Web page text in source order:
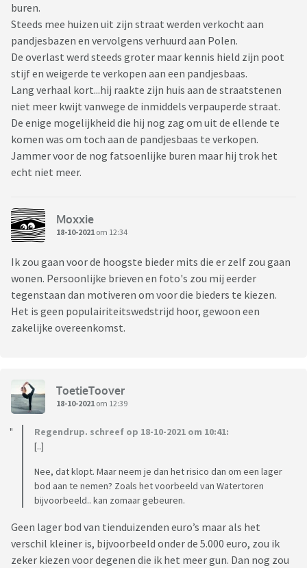
buren.
Steeds mee huizen uit zijn straat werden verkocht aan
pandjesbazen en vervolgens verhuurd aan Polen.
De overlast werd steeds groter maar kennis hield zijn poot
stijf en weigerde te verkopen aan een pandjesbaas.
Lang verhaal kort...hij raakte zijn huis aan de straatstenen
niet meer kwijt vanwege de inmiddels verpauperde straat.
De enige mogelijkheid die hij nog zag om uit de ellende te
komen was om toch aan de pandjesbaas te verkopen.
Jammer voor de nog fatsoenlijke buren maar hij trok het
echt niet meer.
Moxxie
18-10-2021 om 12:34
Ik zou gaan voor de hoogste bieder mits die er zelf zou gaan
wonen. Persoonlijke brieven en foto's zou mij eerder
tegenstaan dan motiveren om voor die bieders te kiezen.
Het is geen populairiteitswedstrijd hoor, gewoon een
zakelijke overeenkomst.
ToetieToover
18-10-2021 om 12:39
Regendrup. schreef op 18-10-2021 om 10:41:
[..]
Nee, dat klopt. Maar neem je dan het risico dan om een lager
bod aan te nemen? Zoals het voorbeeld van Watertoren
bijvoorbeeld.. kan zomaar gebeuren.
Geen lager bod van tienduizenden euro’s maar als het
verschil kleiner is, bijvoorbeeld onder de 5.000 euro, zou ik
zeker kiezen voor degenen die ik het meer gun. Dan nog zou